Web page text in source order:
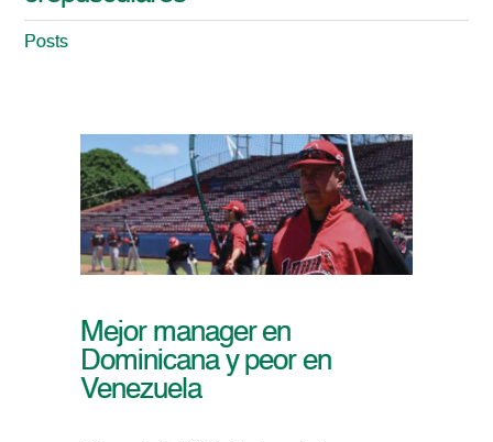
Posts
Mejor manager en
Dominicana y peor en
Venezuela